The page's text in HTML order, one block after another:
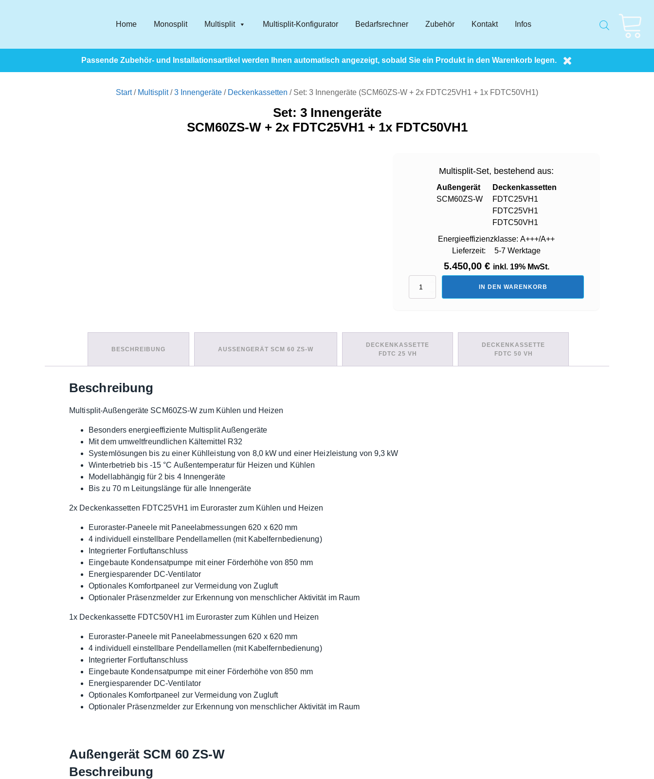
Home Monosplit Multisplit Multisplit-Konfigurator Bedarfsrechner Zubehör Kontakt Infos
Passende Zubehör- und Installationsartikel werden Ihnen automatisch angezeigt, sobald Sie ein Produkt in den Warenkorb legen.
Start/ Multisplit/3 Innengeräte / Deckenkassetten / Set: 3 Innengeräte (SCM60ZS-W + 2x FDTC25VH1 + 1x FDTC50VH1)
Set: 3 Innengeräte
SCM60ZS-W + 2x FDTC25VH1 + 1x FDTC50VH1
Multisplit-Set, bestehend aus:
Außengerät
SCM60ZS-W
Deckenkassetten
FDTC25VH1
FDTC25VH1
FDTC50VH1
Energieeffizienzklasse: A+++/A++
Lieferzeit:
5-7 Werktage
5.450,00 € inkl. 19% MwSt.
FDTC25VH1
+
IN DEN WARENKORB
BESCHREIBUNG AUSSENGERÄT SCM 60 ZS-W
DECKENKASSETTE
FDTC 25 VH
DECKENKASSETTE
FDTC 50 VH
Beschreibung
Multisplit-Außengeräte SCM60ZS-W zum Kühlen und Heizen
Besonders energieeffiziente Multisplit Außengeräte
Mit dem umweltfreundlichen Kältemittel R32
Systemlösungen bis zu einer Kühlleistung von 8,0 kW und einer Heizleistung von 9,3 kW
Winterbetrieb bis -15 °C Außentemperatur für Heizen und Kühlen
Modellabhängig für 2 bis 4 Innengeräte
Bis zu 70 m Leitungslänge für alle Innengeräte
2x Deckenkassetten FDTC25VH1 im Euroraster zum Kühlen und Heizen
Euroraster-Paneele mit Paneelabmessungen 620 x 620 mm
4 individuell einstellbare Pendellamellen (mit Kabelfernbedienung)
Integrierter Fortluftanschluss
Eingebaute Kondensatpumpe mit einer Förderhöhe von 850 mm
Energiesparender DC-Ventilator
Optionales Komfortpaneel zur Vermeidung von Zugluft
Optionaler Präsenzmelder zur Erkennung von menschlicher Aktivität im Raum
1x Deckenkassette FDTC50VH1 im Euroraster zum Kühlen und Heizen
Euroraster-Paneele mit Paneelabmessungen 620 x 620 mm
4 individuell einstellbare Pendellamellen (mit Kabelfernbedienung)
Integrierter Fortluftanschluss
Eingebaute Kondensatpumpe mit einer Förderhöhe von 850 mm
Energiesparender DC-Ventilator
Optionales Komfortpaneel zur Vermeidung von Zugluft
Optionaler Präsenzmelder zur Erkennung von menschlicher Aktivität im Raum
Außengerät SCM 60 ZS-W
Beschreibung